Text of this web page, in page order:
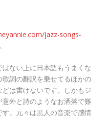
jazz-songs-
ない上に日本語もうまくな
詞の翻訳を乗せてるほかの
は書けないです。しかもジ
外と詩のようなお洒落で難
。元々は黒人の音楽で感情